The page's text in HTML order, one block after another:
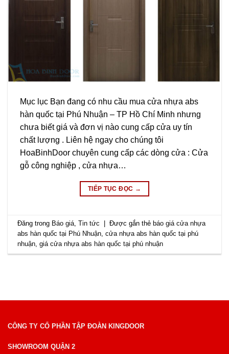
Mục lục Bạn đang có nhu cầu mua cửa nhựa abs
hàn quốc tại Phú Nhuận – TP Hồ Chí Minh nhưng
chưa biết giá và đơn vị nào cung cấp cửa uy tín
chất lượng . Liên hệ ngay cho chúng tôi
HoaBinhDoor chuyên cung cấp các dòng cửa : Cửa
gỗ công nghiệp , cửa nhựa…
TIẾP TỤC ĐỌC →
Đăng trong Báo giá,Tin tức Được gắn thẻ báo giá cửa nhựa
abs hàn quốc tại Phú Nhuận,cửa nhựa abs hàn quốc tại phú
nhuận,giá cửa nhựa abs hàn quốc tại phú nhuận
CÔNG TY CỔ PHẦN TẬP ĐOÀN KINGDOOR
SHOWROOM QUẬN 2